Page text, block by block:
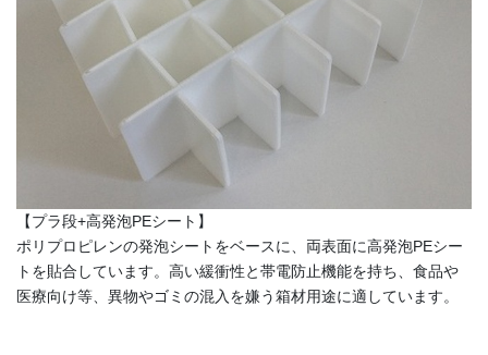
【プラ段+高発泡PEシート】
ポリプロピレンの発泡シートをベースに、両表面に高発泡PEシー
トを貼合しています。高い緩衝性と帯電防止機能を持ち、食品や
医療向け等、異物やゴミの混入を嫌う箱材用途に適しています。